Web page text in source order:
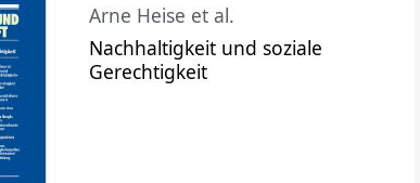
Arne Heise et al.
Nachhaltigkeit und soziale
Gerechtigkeit